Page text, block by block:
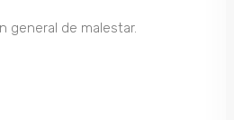
general de malestar.